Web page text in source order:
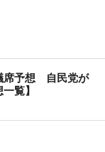
席予想 自民党が
覧】